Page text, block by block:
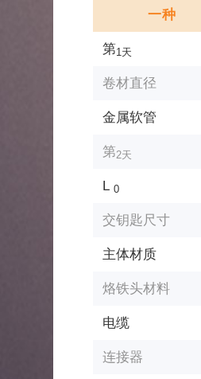
一种
第1天
卷材直径
金属软管
第2天
L0
交钥匙尺寸
主体材质
烙铁头材料
电缆
连接器